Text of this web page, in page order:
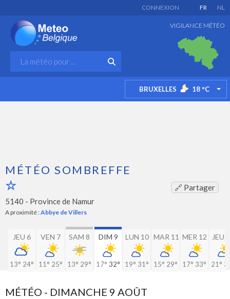
FR NL
CONNEXION
VIGILANCE MÉTÉO
BRUXELLES 18 °C
MÉTÉO SOMBREFFE
🔗 Partager
5140 - Province de Namur
A proximité :Abbye de Villers
JEU 6
13° 24°
VEN 7
11° 25°
SAM 8
13° 29°
DIM 9
17° 32°
LUN 10
19° 31°
MAR 11
15° 29°
MER 12
17° 33°
JEU
21°
MÉTÉO - DIMANCHE 9 AOÛT